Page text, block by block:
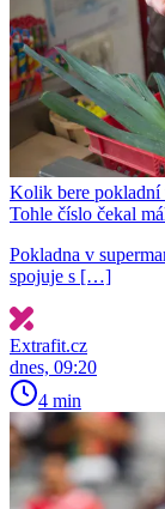
Kolik bere pokladní
Tohle číslo čekal
Pokladna v
spojuje s […]
Extrafit.cz
dnes, 09:20
4 min